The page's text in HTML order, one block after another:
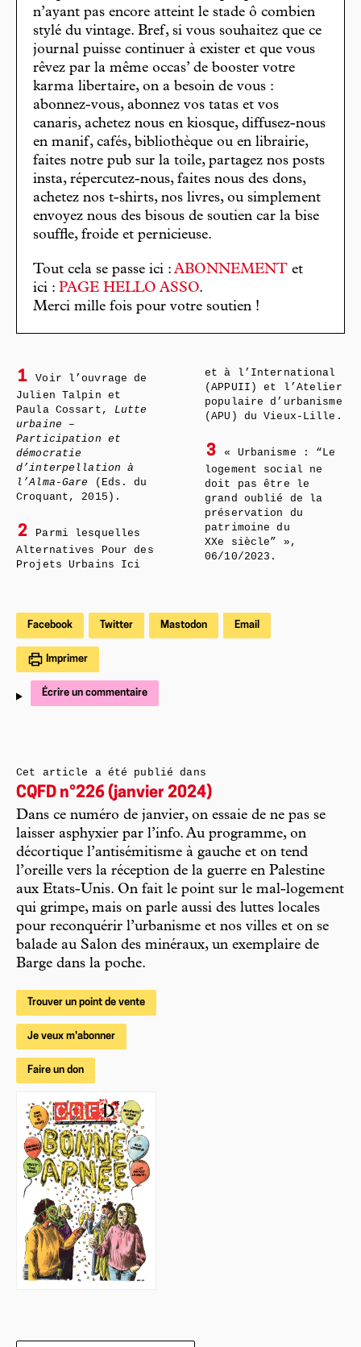
n’ayant pas encore atteint le stade ô combien
stylé du vintage. Bref, si vous souhaitez que ce
journal puisse continuer à exister et que vous
rêvez par la même occas’ de booster votre
karma libertaire, on a besoin de vous :
abonnez-vous, abonnez vos tatas et vos
canaris, achetez nous en kiosque, diffusez-nous
en manif, cafés, bibliothèque ou en librairie,
faites notre pub sur la toile, partagez nos posts
insta, répercutez-nous, faites nous des dons,
achetez nos t-shirts, nos livres, ou simplement
envoyez nous des bisous de soutien car la bise
souffle, froide et pernicieuse.
Tout cela se passe ici : ABONNEMENT et
ici : PAGE HELLO ASSO.
Merci mille fois pour votre soutien !
1
Voir l’ouvrage de
Julien Talpin et
Paula Cossart, Lutte
urbaine –
Participation et
démocratie
d’interpellation à
l’Alma-Gare (Eds. du
Croquant, 2015).
2
Parmi lesquelles
Alternatives Pour des
Projets Urbains Ici
et à l’International
(APPUII) et l’Atelier
populaire d’urbanisme
(APU) du Vieux-Lille.
3
« Urbanisme : “Le
logement social ne
doit pas être le
grand oublié de la
préservation du
patrimoine du
XXe siècle” »,
06/10/2023.
Facebook Twitter Mastodon Email
Imprimer
Écrire un commentaire
Cet article a été publié dans
CQFD n°226 (janvier 2024)
Dans ce numéro de janvier, on essaie de ne pas se
laisser asphyxier par l’info. Au programme, on
décortique l’antisémitisme à gauche et on tend
l’oreille vers la réception de la guerre en Palestine
aux Etats-Unis. On fait le point sur le mal-logement
qui grimpe, mais on parle aussi des luttes locales
pour reconquérir l’urbanisme et nos villes et on se
balade au Salon des minéraux, un exemplaire de
Barge dans la poche.
Trouver un point de vente
Je veux m'abonner
Faire un don